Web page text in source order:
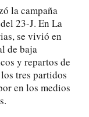
la campaña
23-J. En La
se vivió en
de baja
y repartos de
tres partidos
en los medios